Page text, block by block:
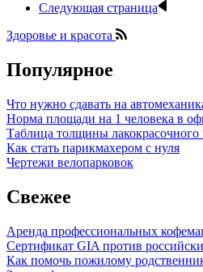
Следующая страница
Здоровье и красота
Популярное
Что нужно сдавать на
Норма площади на 1 человека в
Таблица толщины
Как стать парикмахером с нуля
Чертежи велопарковок
Свежее
Аренда профессиональных
Сертификат GIA против
Как помочь пожилому